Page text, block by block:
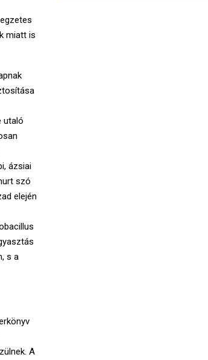
miatt is
utaló
ázsiai
szó
elején
s a
A